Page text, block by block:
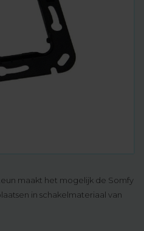
maakt het mogelijk de Somfy
in schakelmateriaal van